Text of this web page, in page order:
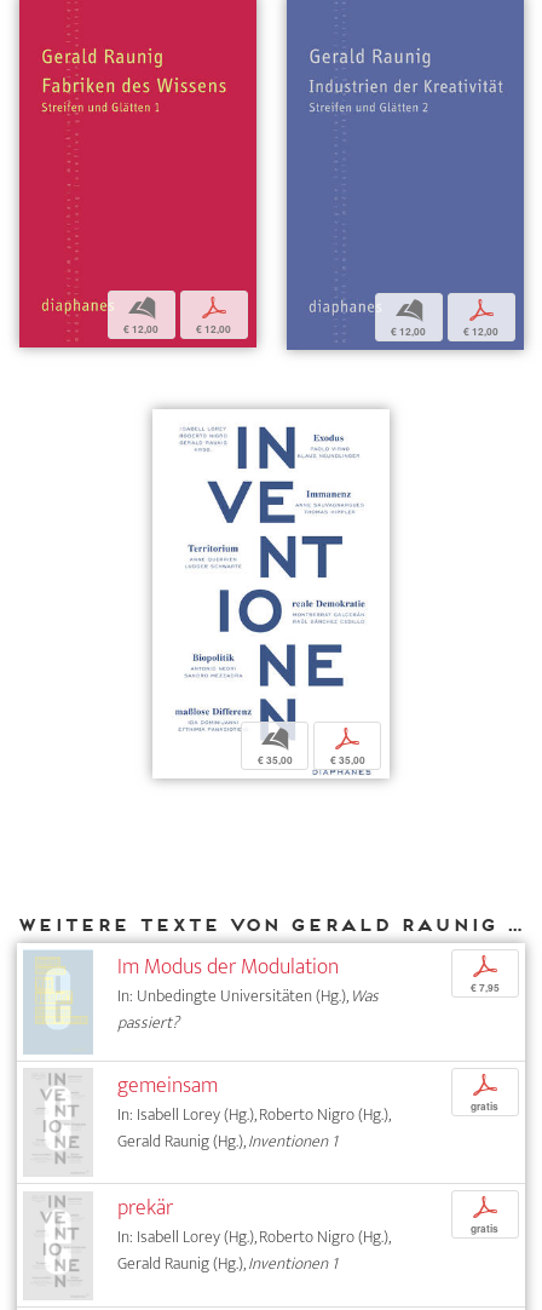
b
€ 12,00
p
€ 12,00
b
€ 12,00
p
€ 12,00
b
€ 35,00
p
€ 35,00
Weitere Texte von Gerald Raunig bei DIAPHANES
Im Modus der Modulation
In: Unbedingte Universitäten (Hg.),Was
passiert?
p
€ 7,95
gemeinsam
In: Isabell Lorey (Hg.), Roberto Nigro (Hg.),
Gerald Raunig (Hg.),Inventionen 1
p
gratis
prekär
In: Isabell Lorey (Hg.), Roberto Nigro (Hg.),
Gerald Raunig (Hg.),Inventionen 1
p
gratis